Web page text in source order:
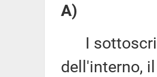
A)
I
dell'interno,